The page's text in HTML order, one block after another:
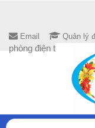
Email Quản lý
phòng điện tử